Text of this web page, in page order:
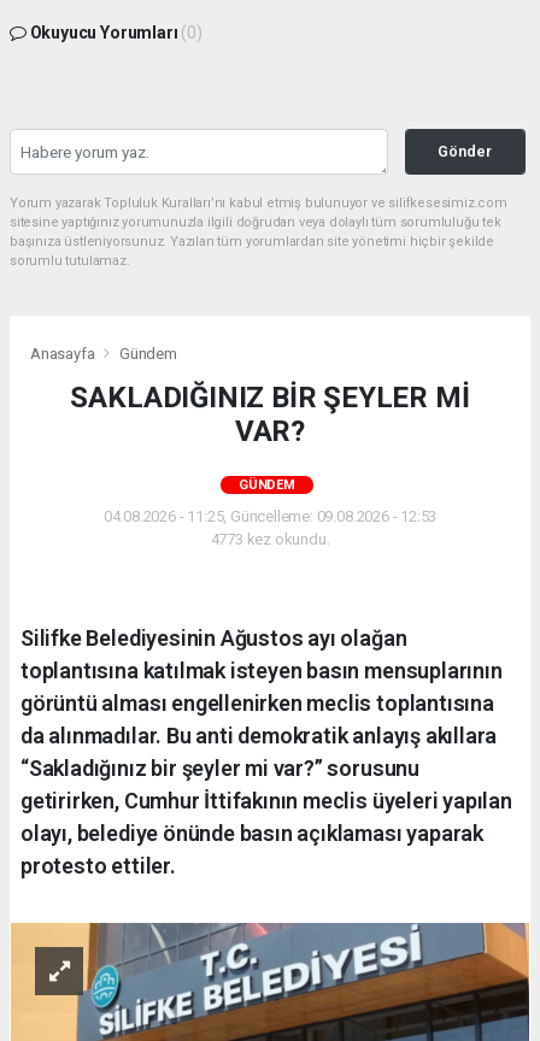
Okuyucu Yorumları (0)
Gönder
Yorum yazarak Topluluk Kuralları’nı kabul etmiş bulunuyor ve silifkesesimiz.com
sitesine yaptığınız yorumunuzla ilgili doğrudan veya dolaylı tüm sorumluluğu tek
başınıza üstleniyorsunuz. Yazılan tüm yorumlardan site yönetimi hiçbir şekilde
sorumlu tutulamaz.
Anasayfa Gündem
SAKLADIĞINIZ BİR ŞEYLER Mİ
VAR?
GÜNDEM
04.08.2026 - 11:25, Güncelleme: 09.08.2026 - 12:53
4773 kez okundu.
Silifke Belediyesinin Ağustos ayı olağan
toplantısına katılmak isteyen basın mensuplarının
görüntü alması engellenirken meclis toplantısına
da alınmadılar. Bu anti demokratik anlayış akıllara
“Sakladığınız bir şeyler mi var?” sorusunu
getirirken, Cumhur İttifakının meclis üyeleri yapılan
olayı, belediye önünde basın açıklaması yaparak
protesto ettiler.